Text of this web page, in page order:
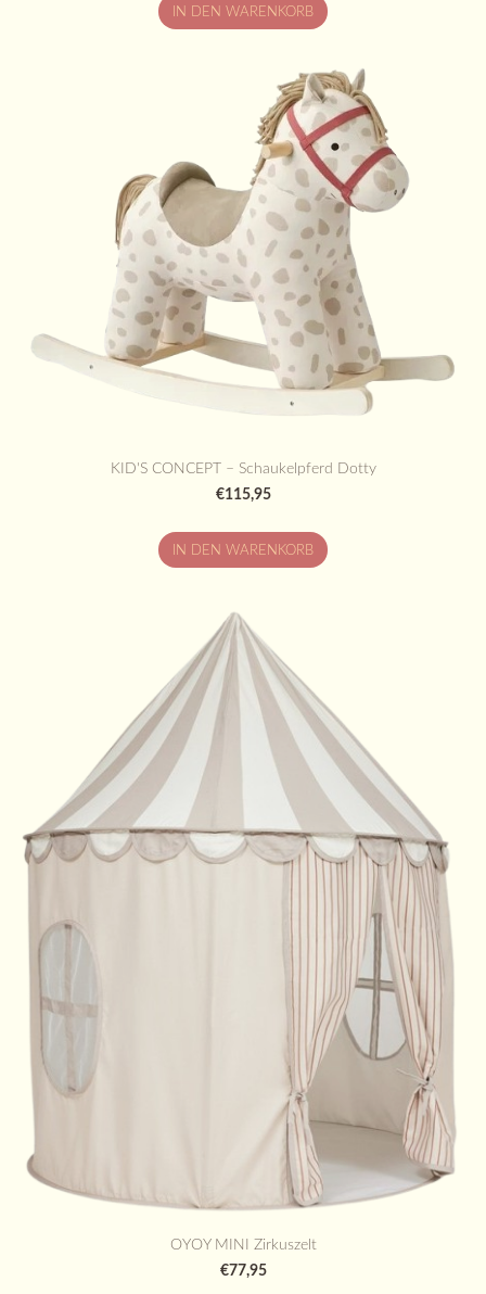
IN DEN WARENKORB
KID'S CONCEPT – Schaukelpferd Dotty
€115,95
IN DEN WARENKORB
OYOY MINI Zirkuszelt
€77,95